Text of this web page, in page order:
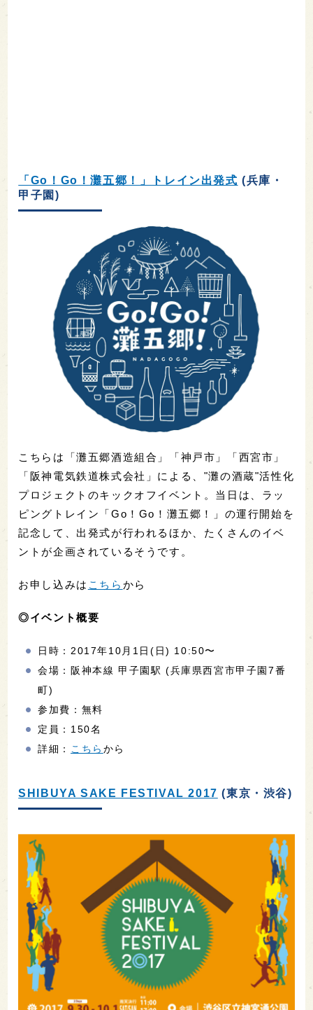
「Go！Go！灘五郷！」トレイン出発式 (兵庫・
甲子園)
こちらは「灘五郷酒造組合」「神戸市」「西宮市」
「阪神電気鉄道株式会社」による、"灘の酒蔵"活性化
プロジェクトのキックオフイベント。当日は、ラッ
ピングトレイン「Go！Go！灘五郷！」の運行開始を
記念して、出発式が行われるほか、たくさんのイベ
ントが企画されているそうです。
お申し込みは こちら から
◎イベント概要
日時：2017年10月1日(日) 10:50〜
会場：阪神本線 甲子園駅 (兵庫県西宮市甲子園7番
町)
参加費：無料
定員：150名
詳細：
こちら から
SHIBUYA SAKE FESTIVAL 2017 (東京・渋谷)